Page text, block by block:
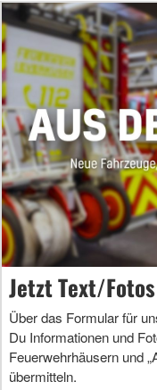
Jetzt Text/
Über das Formular für
Du Informationen und
Feuerwehrhäusern und
übermitteln.